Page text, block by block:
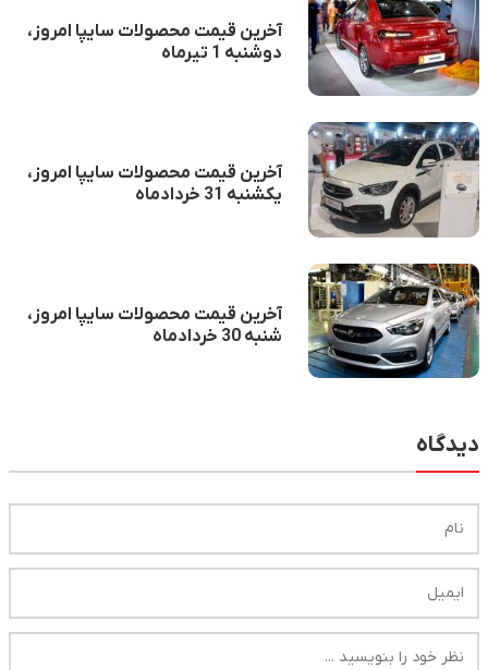
آخرین قیمت محصولات سایپا امروز،
دوشنبه 1 تیرماه
آخرین قیمت محصولات سایپا امروز،
یکشنبه 31 خردادماه
آخرین قیمت محصولات سایپا امروز،
شنبه 30 خردادماه